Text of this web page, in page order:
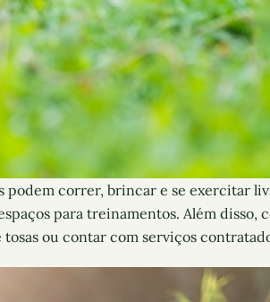
podem correr, brincar e se exercitar
para treinamentos. Além
ou contar com serviços